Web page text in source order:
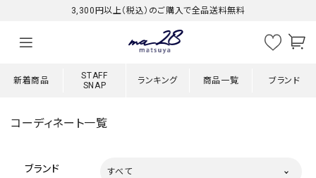
3,300円以上（税込）のご購入で全品送料無料
新着商品
STAFF
SNAP
ランキング 商品一覧 ブランド
コーディネート一覧
ブランド すべて